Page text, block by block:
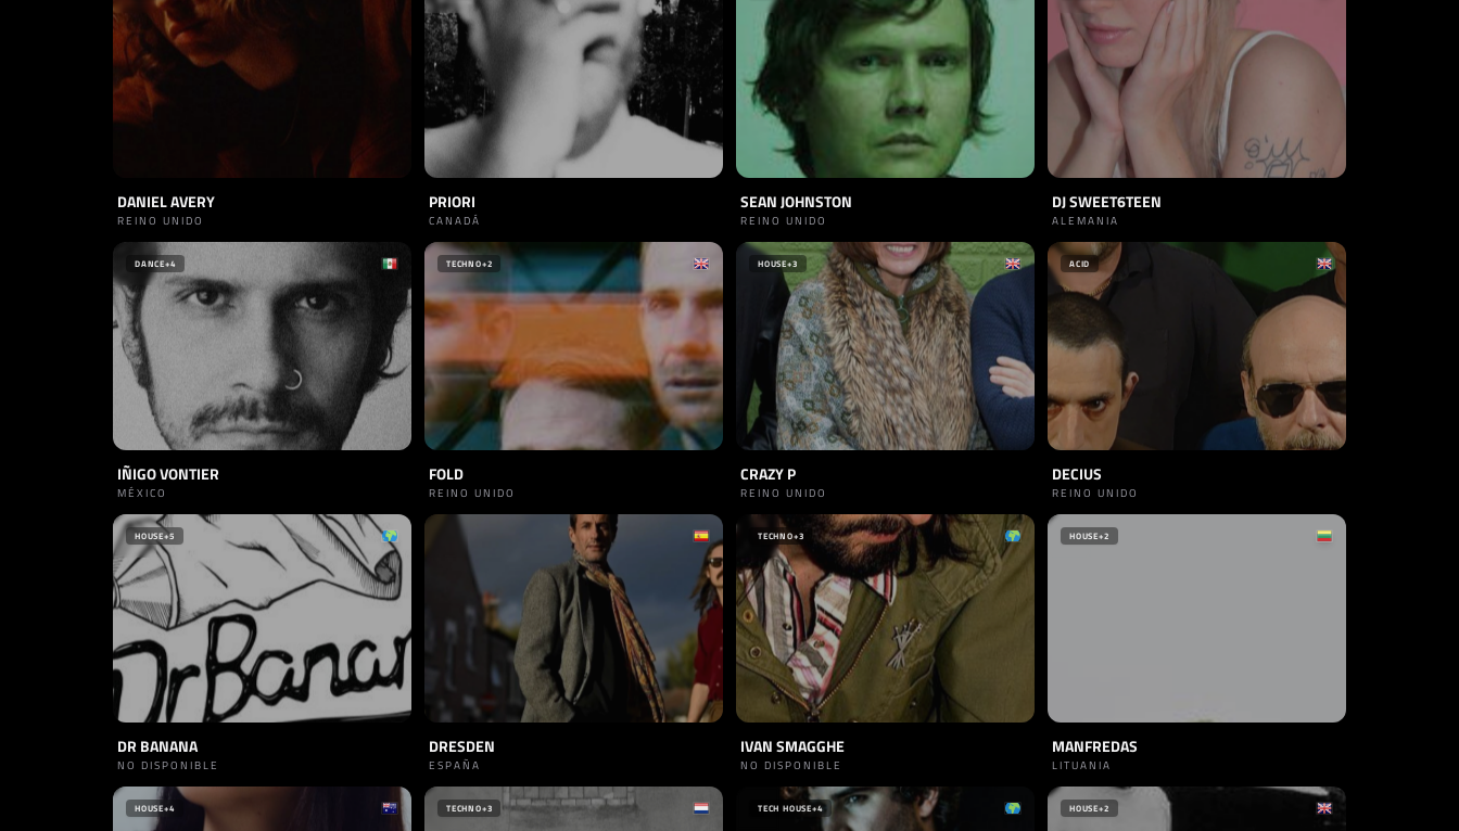
DANIEL AVERY
REINO UNIDO
PRIORI
CANADÁ
SEAN JOHNSTON
REINO UNIDO
DJ SWEET6TEEN
ALEMANIA
DANCE+4
IÑIGO VONTIER
MÉXICO
TECHNO+2
FOLD
REINO UNIDO
HOUSE+3
CRAZY P
REINO UNIDO
ACID
DECIUS
REINO UNIDO
HOUSE+5
DR BANANA
NO DISPONIBLE
DRESDEN
ESPAÑA
TECHNO+3
IVAN SMAGGHE
NO DISPONIBLE
HOUSE+2
MANFREDAS
LITUANIA
HOUSE+4 TECHNO+3 TECH HOUSE+4 HOUSE+2